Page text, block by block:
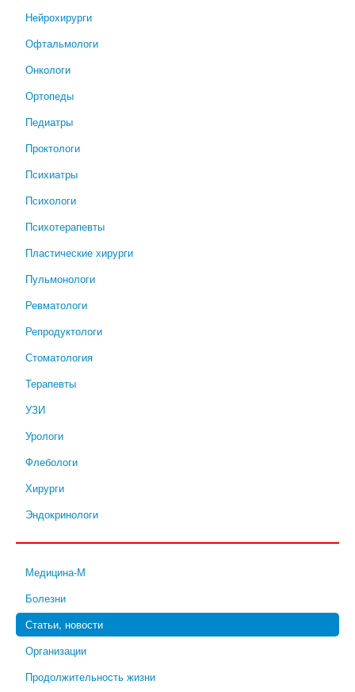
Нейрохирурги
Офтальмологи
Онкологи
Ортопеды
Педиатры
Проктологи
Психиатры
Психологи
Психотерапевты
Пластические хирурги
Пульмонологи
Ревматологи
Репродуктологи
Стоматология
Терапевты
УЗИ
Урологи
Флебологи
Хирурги
Эндокринологи
Медицина-М
Болезни
Статьи, новости
Организации
Продолжительность жизни